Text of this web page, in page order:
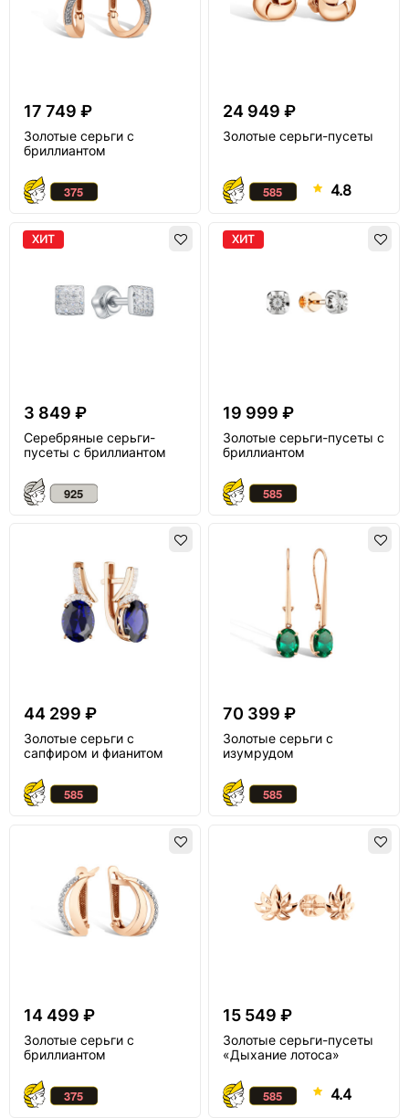
17 749 ₽
Золотые серьги с
бриллиантом
24 949 ₽
Золотые серьги-пусеты
4.8
ХИТ
3 849 ₽
Серебряные серьги-
пусеты с бриллиантом
ХИТ
19 999 ₽
Золотые серьги-пусеты с
бриллиантом
44 299 ₽
Золотые серьги с
сапфиром и фианитом
70 399 ₽
Золотые серьги с
изумрудом
14 499 ₽
Золотые серьги с
бриллиантом
15 549 ₽
Золотые серьги-пусеты
«Дыхание лотоса»
4.4